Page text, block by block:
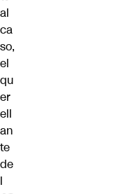
al
ca
so,
el
qu
er
ell
an
te
de
l